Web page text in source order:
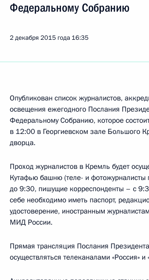
Федеральному Собранию
2 декабря 2015 года 16:35
Опубликован список журналистов,
освещения ежегодного Послания
Федеральному Собранию, которое
в 12:00 в Георгиевском зале Большого
дворца.
Проход журналистов в Кремль будет
Кутафью башню (теле- и фотожурналисты
до 9:30, пишущие корреспонденты – с
себе необходимо иметь паспорт,
удостоверение, иностранным
МИД России.
Прямая трансляция Послания
осуществляться телеканалами «Россия» и